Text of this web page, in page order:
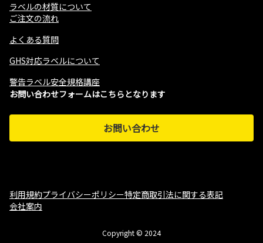
ラベルの材質について
ご注文の流れ
よくある質問
GHS対応ラベルについて
警告ラベル安全規格講座
お問い合わせフォームはこちらとなります
お問い合わせ
利用規約プライバシーポリシー特定商取引法に関する表記
会社案内
Copyright © 2024